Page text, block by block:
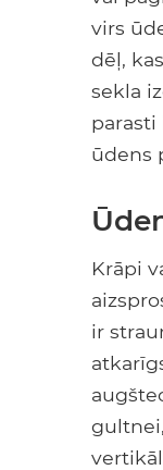
virs
dēļ,
sekla
ūdens
Krāpi
ir